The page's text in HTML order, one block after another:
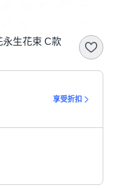
永生花束 C款
享受折扣